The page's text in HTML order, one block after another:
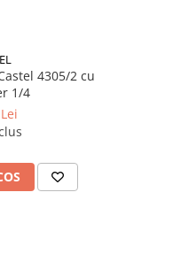
4305/2 cu
1/4